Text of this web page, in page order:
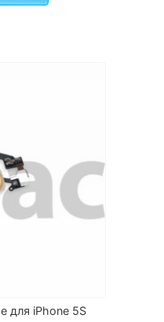
для iPhone 5S